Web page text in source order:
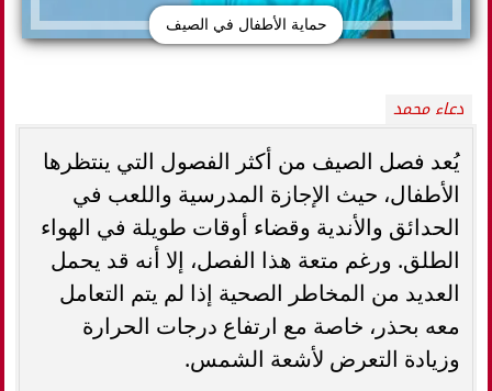
حماية الأطفال في الصيف
دعاء محمد
يُعد فصل الصيف من أكثر الفصول التي ينتظرها
الأطفال، حيث الإجازة المدرسية واللعب في
الحدائق والأندية وقضاء أوقات طويلة في الهواء
الطلق. ورغم متعة هذا الفصل، إلا أنه قد يحمل
العديد من المخاطر الصحية إذا لم يتم التعامل
معه بحذر، خاصة مع ارتفاع درجات الحرارة
وزيادة التعرض لأشعة الشمس.